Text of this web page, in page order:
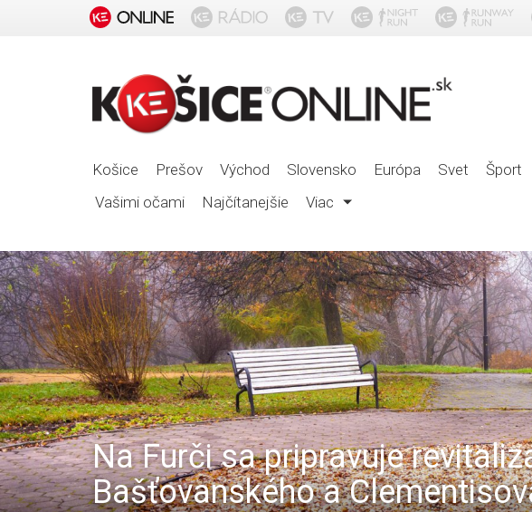
Košice Prešov Východ Slovensko Európa Svet Šport
Vašimi očami
Najčítanejšie Viac
Na Furči sa pripravuje
Bašťovanského a